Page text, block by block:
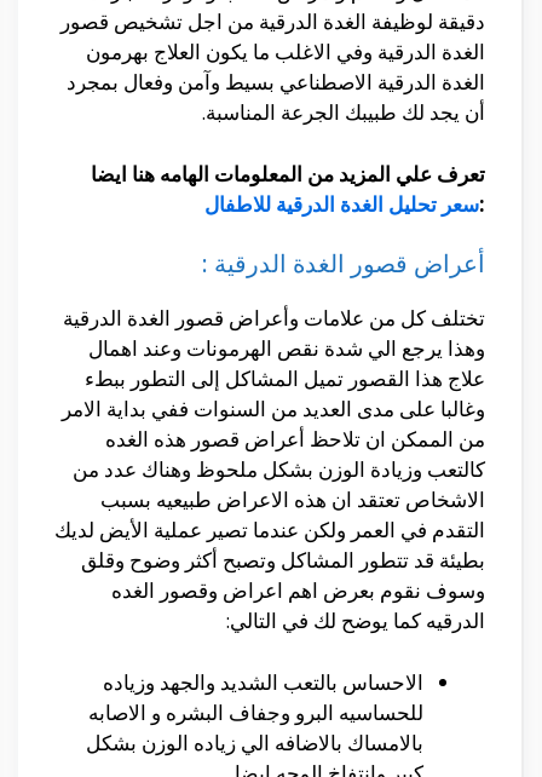
دقيقة لوظيفة الغدة الدرقية من اجل تشخيص قصور
الغدة الدرقية وفي الاغلب ما يكون العلاج بهرمون
الغدة الدرقية الاصطناعي بسيط وآمن وفعال بمجرد
أن يجد لك طبيبك الجرعة المناسبة.
تعرف علي المزيد من المعلومات الهامه هنا ايضا
:سعر تحليل الغدة الدرقية للاطفال
أعراض قصور الغدة الدرقية :
تختلف كل من علامات وأعراض قصور الغدة الدرقية
وهذا يرجع الي شدة نقص الهرمونات وعند اهمال
علاج هذا القصور تميل المشاكل إلى التطور ببطء
وغالبا على مدى العديد من السنوات ففي بداية الامر
من الممكن ان تلاحظ أعراض قصور هذه الغده
كالتعب وزيادة الوزن بشكل ملحوظ وهناك عدد من
الاشخاص تعتقد ان هذه الاعراض طبيعيه بسبب
التقدم في العمر ولكن عندما تصير عملية الأيض لديك
بطيئة قد تتطور المشاكل وتصبح أكثر وضوح وقلق
وسوف نقوم بعرض اهم اعراض وقصور الغده
الدرقيه كما يوضح لك في التالي:
الاحساس بالتعب الشديد والجهد وزياده
للحساسيه البرو وجفاف البشره و الاصابه
بالامساك بالاضافه الي زياده الوزن بشكل